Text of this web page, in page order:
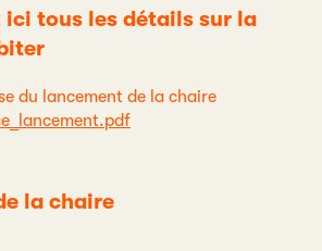
ici tous les détails sur la
du lancement de la chaire
la chaire